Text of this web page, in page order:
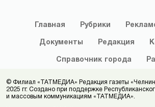
Главная Рубрики
Документы Редакция
Справочник города
© Филиал «ТАТМЕДИА» Редакция газеты
2025 гг. Создано при поддержке
и массовым коммуникациям «ТАТМЕДИА».